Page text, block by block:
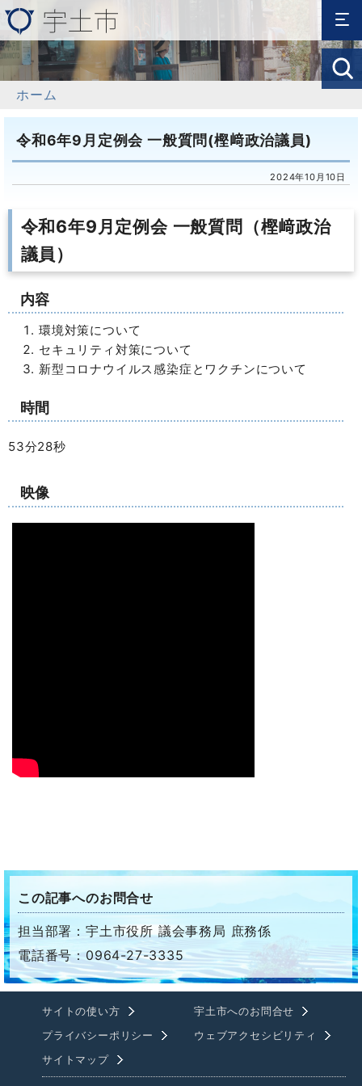
ホーム
令和6年9月定例会 一般質問(樫﨑政治議員)
2024年10月10日
令和6年9月定例会 一般質問（樫﨑政治
議員）
内容
環境対策について
セキュリティ対策について
新型コロナウイルス感染症とワクチンについて
時間
53分28秒
映像
この記事へのお問合せ
担当部署：宇土市役所 議会事務局 庶務係
電話番号：0964-27-3335
サイトの使い方
宇土市へのお問合せ
プライバシーポリシー
ウェブアクセシビリティ
サイトマップ